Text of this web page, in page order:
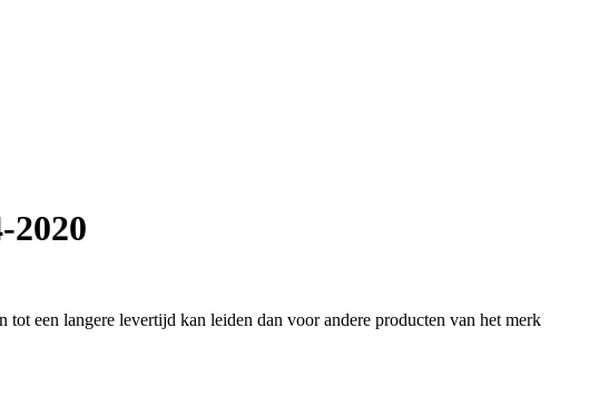
een langere levertijd kan leiden dan voor andere producten van het merk